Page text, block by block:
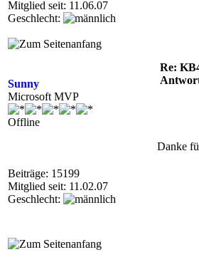
Mitglied seit: 11.06.07
Geschlecht:
Sunny
Microsoft MVP
Offline
Beiträge: 15199
Mitglied seit: 11.02.07
Geschlecht:
Re:
Danke